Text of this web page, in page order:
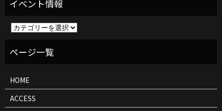
ト
HOME
ACCESS